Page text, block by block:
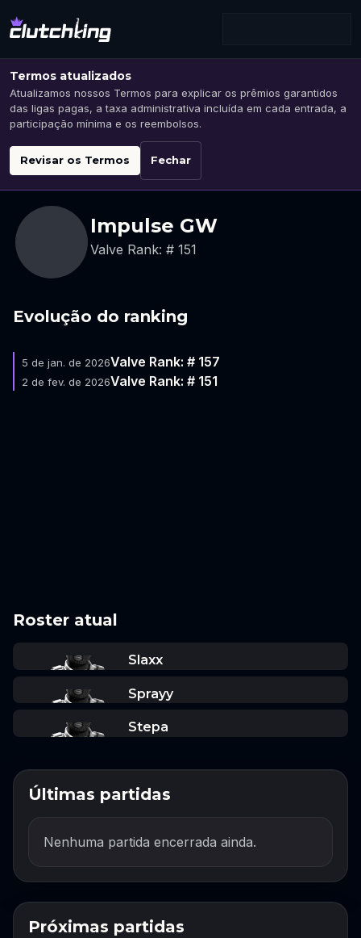
Termos atualizados
Atualizamos nossos Termos para explicar os prêmios garantidos
das ligas pagas, a taxa administrativa incluída em cada entrada, a
participação mínima e os reembolsos.
Revisar os Termos Fechar
Impulse GW
Valve Rank: # 151
Evolução do ranking
5 de jan. de 2026Valve Rank: # 157
2 de fev. de 2026Valve Rank: # 151
Roster atual
Slaxx
Sprayy
Stepa
Últimas partidas
Nenhuma partida encerrada ainda.
Próximas partidas